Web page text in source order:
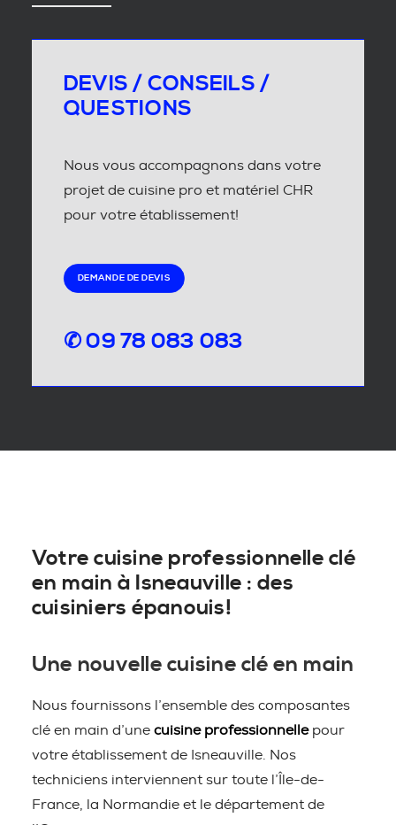
DEVIS / CONSEILS /
QUESTIONS
Nous vous accompagnons dans votre
projet de cuisine pro et matériel CHR
pour votre établissement!
DEMANDE DE DEVIS
✆ 09 78 083 083
Votre cuisine professionnelle clé
en main à Isneauville : des
cuisiniers épanouis!
Une nouvelle cuisine clé en main
Nous fournissons l’ensemble des composantes
clé en main d’une cuisine professionnellepour
votre établissement de Isneauville. Nos
techniciens interviennent sur toute l’Île-de-
France, la Normandie et le département de